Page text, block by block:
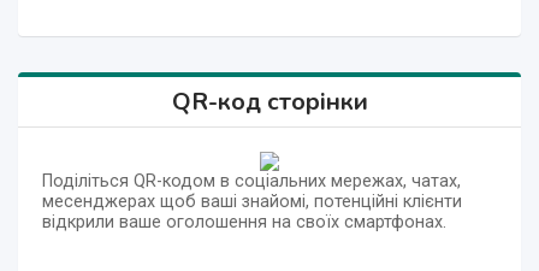
QR-код сторінки
Поділіться QR-кодом в соціальних мережах, чатах,
месенджерах щоб ваші знайомі, потенційні клієнти
відкрили ваше оголошення на своїх смартфонах.